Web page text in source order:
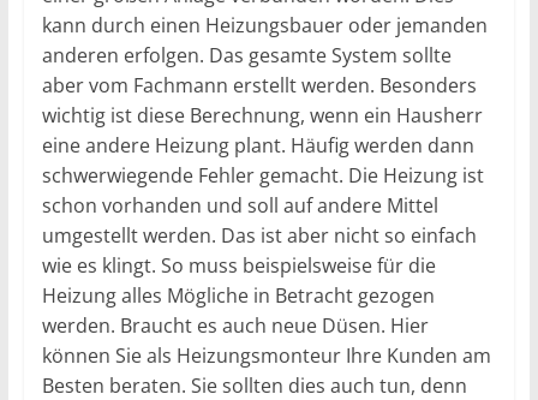
kann durch einen Heizungsbauer oder jemanden
anderen erfolgen. Das gesamte System sollte
aber vom Fachmann erstellt werden. Besonders
wichtig ist diese Berechnung, wenn ein Hausherr
eine andere Heizung plant. Häufig werden dann
schwerwiegende Fehler gemacht. Die Heizung ist
schon vorhanden und soll auf andere Mittel
umgestellt werden. Das ist aber nicht so einfach
wie es klingt. So muss beispielsweise für die
Heizung alles Mögliche in Betracht gezogen
werden. Braucht es auch neue Düsen. Hier
können Sie als Heizungsmonteur Ihre Kunden am
Besten beraten. Sie sollten dies auch tun, denn